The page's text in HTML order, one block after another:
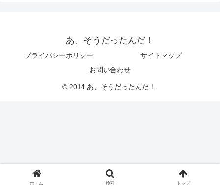
あ、そうだったんだ！
プライバシーポリシー
サイトマップ
お問い合わせ
© 2014 あ、そうだったんだ！.
ホーム 検索 トップ